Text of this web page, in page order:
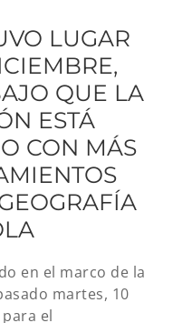
LUGAR
QUE LA
ESTÁ
CON MÁS
en el marco de la
martes, 10
el